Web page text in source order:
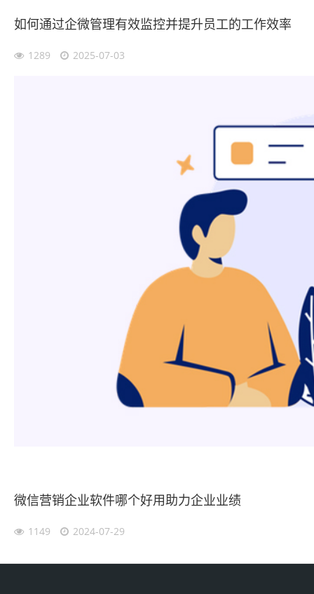
如何通过企微管理有效监控并提升员工的工作效率
1289 2025-07-03
微信营销企业软件哪个好用助力企业业绩
1149 2024-07-29